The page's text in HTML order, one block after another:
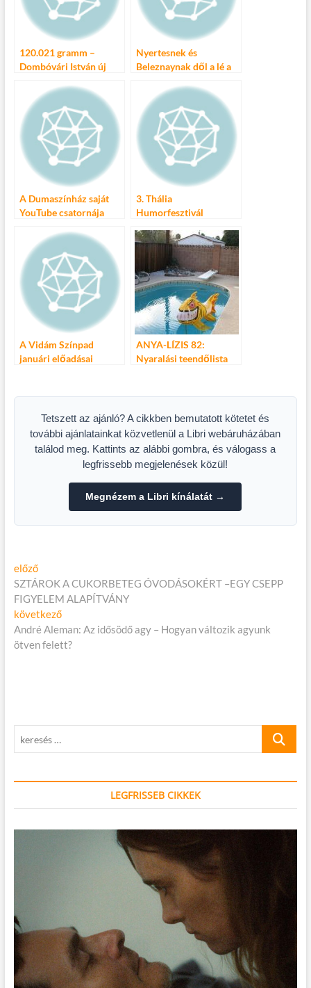
120.021 gramm –
Dombóvári István új
Nyertesnek és
Beleznaynak dől a lé a
A Dumaszínház saját
YouTube csatornája
3. Thália
Humorfesztivál
A Vidám Színpad
januári előadásai
ANYA-LÍZIS 82:
Nyaralási teendőlista
Tetszett az ajánló? A cikkben bemutatott kötetet és
további ajánlatainkat közvetlenül a Libri webáruházában
találod meg. Kattints az alábbi gombra, és válogass a
legfrissebb megjelenések közül!
Megnézem a Libri kínálatát →
Bejegyzés
navigáció
előzőElőző
cikk:
SZTÁROK A CUKORBETEG ÓVODÁSOKÉRT –EGY CSEPP
FIGYELEM ALAPÍTVÁNY
következőKövetkező
cikk:
André Aleman: Az idősödő agy – Hogyan változik agyunk
ötven felett?
keresés
LEGFRISSEB CIKKEK